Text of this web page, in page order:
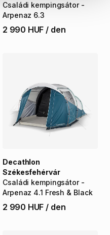
Családi kempingsátor -
Arpenaz 6.3
2 990 HUF / den
Családi kempingsátor -
Arpenaz 4.1 Fresh & Black
Decathlon
Székesfehérvár
2 990 HUF / den